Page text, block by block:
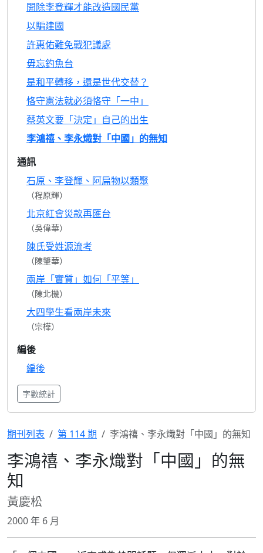
開除李登輝才能改造國民黨
以騙建國
許惠佑難免戰犯議處
毋忘釣魚台
是和平轉移，還是世代交替？
恪守憲法就必須恪守「一中」
蔡英文要「決定」自己的出生
李鴻禧、李永熾對「中國」的無知
通訊
石原、李登輝、阿扁物以類聚
（程原輝）
北京紅會災款再匯台
（吳偉華）
陳氏受姓源流考
（陳肇華）
兩岸「實質」如何「平等」
（陳北機）
大四學生看兩岸未來
（宗樺）
編後
編後
字數統計
期刊列表 第 114 期 李鴻禧、李永熾對「中國」的無知
李鴻禧、李永熾對「中國」的無
知
黃慶松
2000 年 6 月